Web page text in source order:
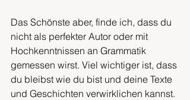
Das Schönste aber, finde ich, dass du
nicht als perfekter Autor oder mit
Hochkenntnissen an Grammatik
gemessen wirst. Viel wichtiger ist, dass
du bleibst wie du bist und deine Texte
und Geschichten verwirklichen kannst.